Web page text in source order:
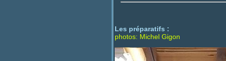
Les préparatifs :
photos: Michel Gigon